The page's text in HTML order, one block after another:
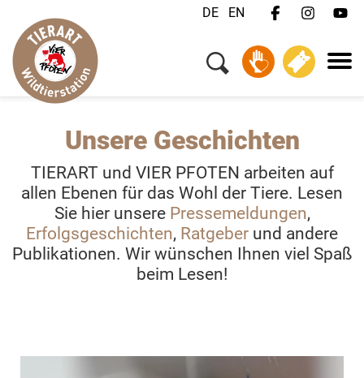
DE EN
Unsere Geschichten
TIERART und VIER PFOTEN arbeiten auf
allen Ebenen für das Wohl der Tiere. Lesen
Sie hier unsere Pressemeldungen,
Erfolgsgeschichten, Ratgeber und andere
Publikationen. Wir wünschen Ihnen viel Spaß
beim Lesen!